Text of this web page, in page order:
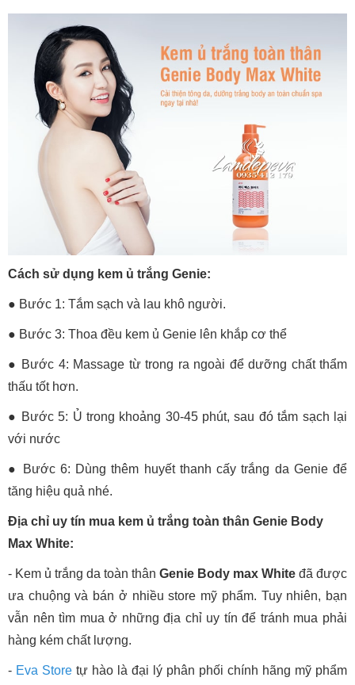
Cách sử dụng kem ủ trắng Genie:
● Bước 1: Tắm sạch và lau khô người.
● Bước 3: Thoa đều kem ủ Genie lên khắp cơ thể
● Bước 4: Massage từ trong ra ngoài để dưỡng chất thẩm
thấu tốt hơn.
● Bước 5: Ủ trong khoảng 30-45 phút, sau đó tắm sạch lại
với nước
● Bước 6: Dùng thêm huyết thanh cấy trắng da Genie để
tăng hiệu quả nhé.
Địa chỉ uy tín mua kem ủ trắng toàn thân Genie Body
Max White:
- Kem ủ trắng da toàn thân Genie Body max White đã được
ưa chuộng và bán ở nhiều store mỹ phẩm. Tuy nhiên, bạn
vẫn nên tìm mua ở những địa chỉ uy tín để tránh mua phải
hàng kém chất lượng.
- Eva Store tự hào là đại lý phân phối chính hãng mỹ phẩm